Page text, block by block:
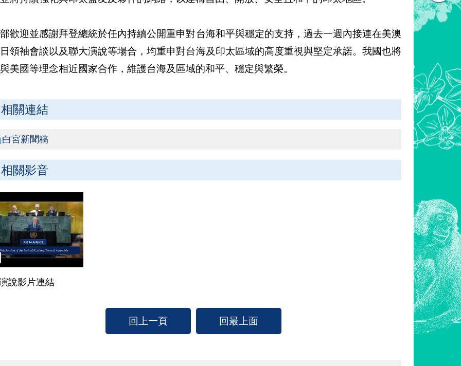
歡迎並感謝拜登總統於任內持續公開重申對台海和平與穩定的支持，過去一週內接連在美澳
領袖會談以及聯大演說等場合，均重申對台海及印太區域的高度重視與堅定承諾。我國也將
美國等理念相近國家合作，維護台海及區域的和平、穩定與繁榮。
相關連結
白宮新聞稿
相關影音
說影片連結
回上一頁 回最上面